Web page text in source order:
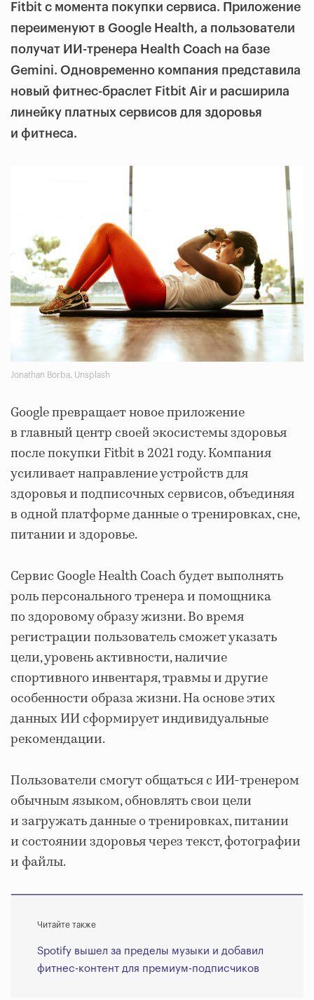
Fitbit с момента покупки сервиса. Приложение
переименуют в Google Health, а пользователи
получат ИИ-тренера Health Coach на базе
Gemini. Одновременно компания представила
новый фитнес-браслет Fitbit Air и расширила
линейку платных сервисов для здоровья
и фитнеса.
Jonathan Borba, Unsplash
Google превращает новое приложение
в главный центр своей экосистемы здоровья
после покупки Fitbit в 2021 году. Компания
усиливает направление устройств для
здоровья и подписочных сервисов, объединяя
в одной платформе данные о тренировках, сне,
питании и здоровье.
Сервис Google Health Coach будет выполнять
роль персонального тренера и помощника
по здоровому образу жизни. Во время
регистрации пользователь сможет указать
цели, уровень активности, наличие
спортивного инвентаря, травмы и другие
особенности образа жизни. На основе этих
данных ИИ сформирует индивидуальные
рекомендации.
Пользователи смогут общаться с ИИ-тренером
обычным языком, обновлять свои цели
и загружать данные о тренировках, питании
и состоянии здоровья через текст, фотографии
и файлы.
Читайте также
Spotify вышел за пределы музыки и добавил
фитнес-контент для премиум-подписчиков